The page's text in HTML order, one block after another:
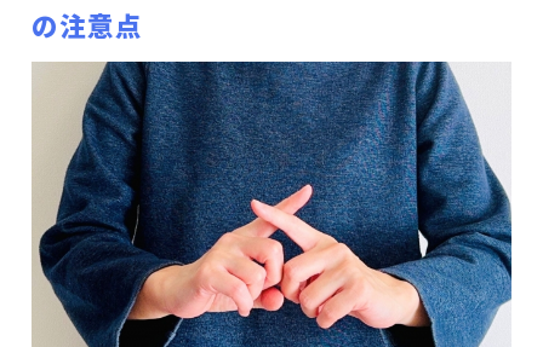
の注意点